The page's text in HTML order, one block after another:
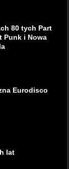
80 tych Part
Punk i Nowa
Eurodisco
lat